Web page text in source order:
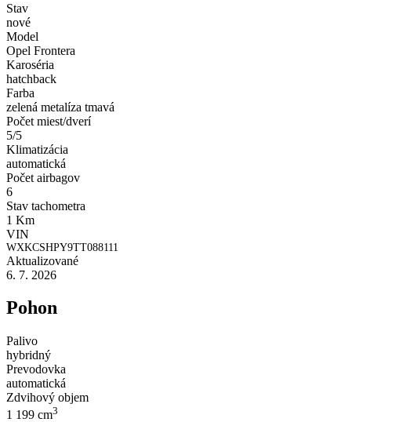
Stav
nové
Model
Opel Frontera
Karoséria
hatchback
Farba
zelená metalíza tmavá
Počet miest/dverí
5/5
Klimatizácia
automatická
Počet airbagov
6
Stav tachometra
1 Km
VIN
WXKCSHPY9TT088111
Aktualizované
6. 7. 2026
Pohon
Palivo
hybridný
Prevodovka
automatická
Zdvihový objem
1 199 cm3